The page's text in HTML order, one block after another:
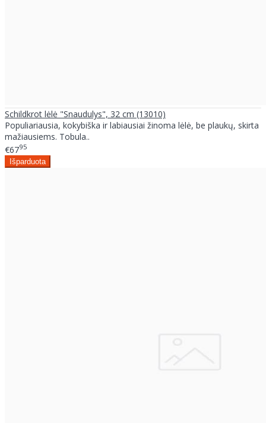
Schildkrot lėlė "Snaudulys", 32 cm (13010)
Populiariausia, kokybiška ir labiausiai žinoma lėlė, be plaukų, skirta
mažiausiems. Tobula..
€6795